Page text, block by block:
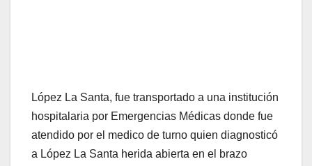
López La Santa, fue transportado a una institución
hospitalaria por Emergencias Médicas donde fue
atendido por el medico de turno quien diagnosticó
a López La Santa herida abierta en el brazo